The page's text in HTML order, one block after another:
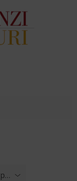
Sortare implicită